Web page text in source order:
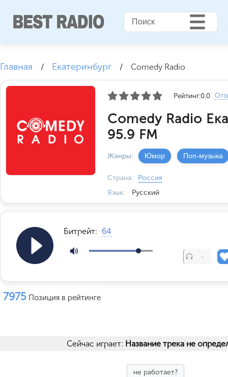
Главная / Екатеринбург / Comedy Radio
Рейтинг:0.0
Comedy Radio
95.9 FM
Жанры: Юмор Поп-музыка
Страна:
Россия
Язык:
Русский
Битрейт: 64
-
7975 Позиция в рейтинге
Сейчас играет: Название трека не
не работает?